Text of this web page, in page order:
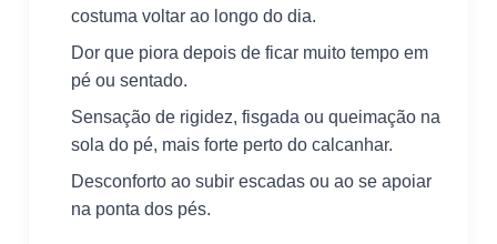
costuma voltar ao longo do dia.
Dor que piora depois de ficar muito tempo em
pé ou sentado.
Sensação de rigidez, fisgada ou queimação na
sola do pé, mais forte perto do calcanhar.
Desconforto ao subir escadas ou ao se apoiar
na ponta dos pés.